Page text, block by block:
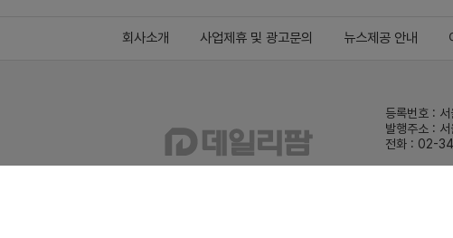
회사소개 사업제휴 및 광고문의 뉴스제공 안내
등록번호 :
발행주소 :
전화 : 02-